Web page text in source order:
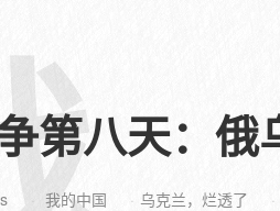
第八天：俄
我的中国 乌克兰，烂透了